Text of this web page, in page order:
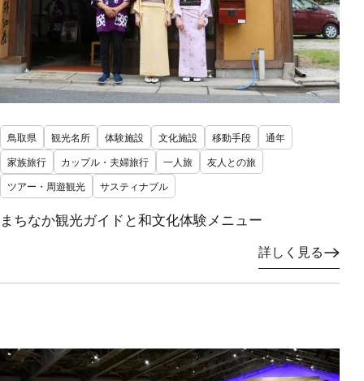
鳥取県 観光名所 体験施設 文化施設 移動手段
通年
家族旅行
カップル・夫婦旅行 一人旅
友人との旅
ツアー・周遊観光
サスティナブル
まちなか観光ガイドと和文化体験メニュー
詳しく見る